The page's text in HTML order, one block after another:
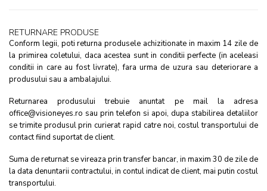
RETURNARE PRODUSE
Conform legii, poti returna produsele achizitionate in maxim 14 zile de
la primirea coletului, daca acestea sunt in conditii perfecte (in aceleasi
conditii in care au fost livrate), fara urma de uzura sau deteriorare a
produsului sau a ambalajului.
Returnarea produsului trebuie anuntat pe mail la adresa
office@visioneyes.ro sau prin telefon si apoi, dupa stabilirea detaliilor
se trimite produsul prin curierat rapid catre noi, costul transportului de
contact fiind suportat de client.
Suma de returnat se vireaza prin transfer bancar, in maxim 30 de zile de
la data denuntarii contractului, in contul indicat de client, mai putin costul
transportului.